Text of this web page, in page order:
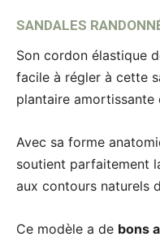
SANDALES
Son cordon élastique
facile à régler à cette
plantaire amortissante
Avec sa forme
soutient parfaitement
aux contours naturels
Ce modèle a de bons